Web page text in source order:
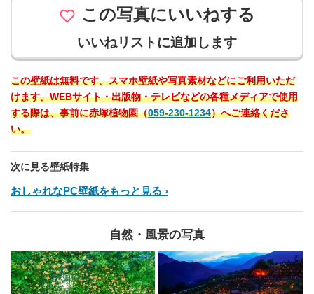
この写真にいいねする
いいねリストに追加します
この壁紙は無料です。スマホ壁紙や写真素材などにご利用いただ
けます。WEBサイト・出版物・テレビなどの各種メディアで使用
する際は、事前に赤塚植物園（059-230-1234）へご連絡くださ
い。
次に見る壁紙特集
おしゃれなPC壁紙をもっと見る
自然・風景の写真